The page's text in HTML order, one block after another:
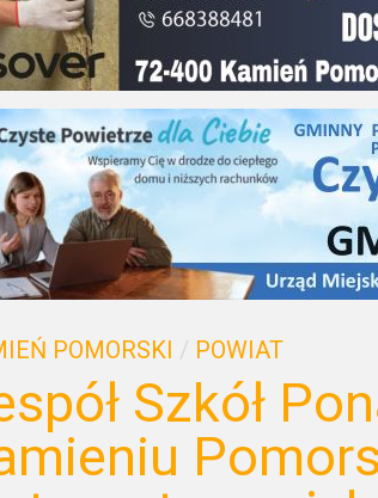
POMORSKI / POWIAT
Szkół